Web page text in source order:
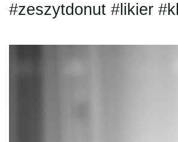
#zeszytdonut #likier